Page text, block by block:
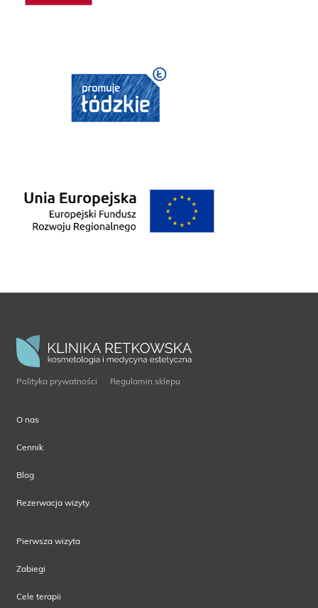
Polityka prywatności Regulamin sklepu
O nas
Cennik
Blog
Rezerwacja wizyty
Pierwsza wizyta
Zabiegi
Cele terapii